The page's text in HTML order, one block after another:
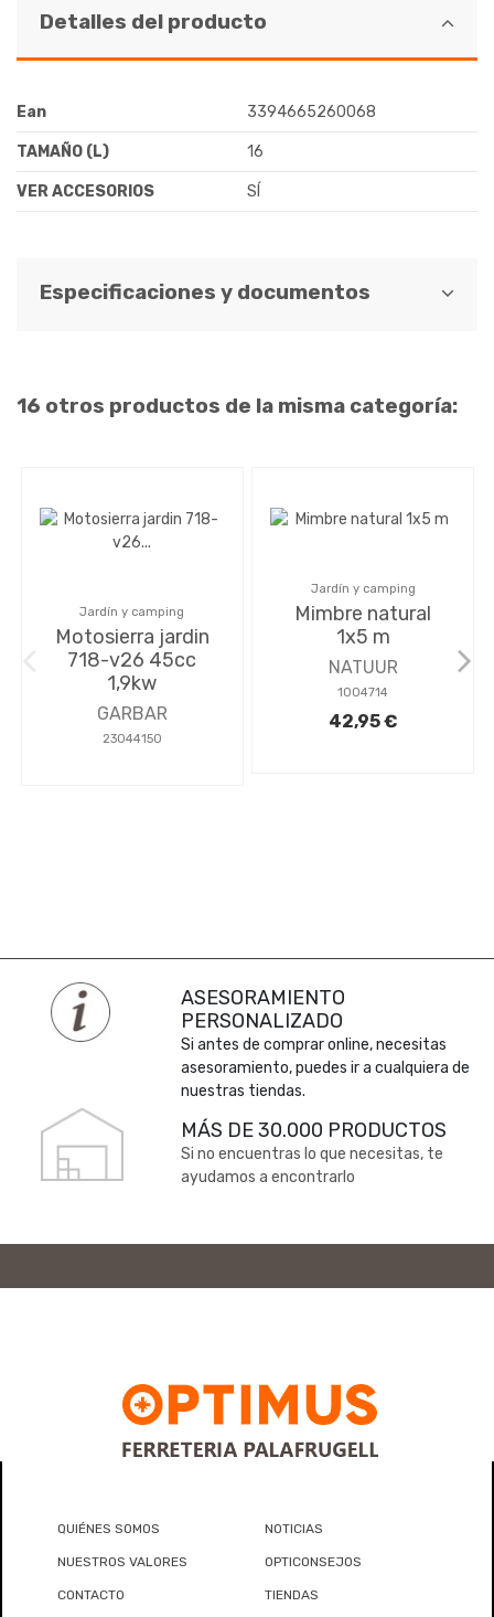
Detalles del producto
Ean 3394665260068
TAMAÑO (L) 16
VER ACCESORIOS SÍ
Especificaciones y documentos
16 otros productos de la misma categoría:
Jardín y camping
Motosierra jardin
718-v26 45cc
1,9kw
GARBAR
23044150
Jardín y camping
Mimbre natural
1x5 m
NATUUR
1004714
42,95 €
ASESORAMIENTO
PERSONALIZADO
Si antes de comprar online, necesitas
asesoramiento, puedes ir a cualquiera de
nuestras tiendas.
MÁS DE 30.000 PRODUCTOS
Si no encuentras lo que necesitas, te
ayudamos a encontrarlo
QUIÉNES SOMOS NOTICIAS
NUESTROS VALORES OPTICONSEJOS
CONTACTO TIENDAS